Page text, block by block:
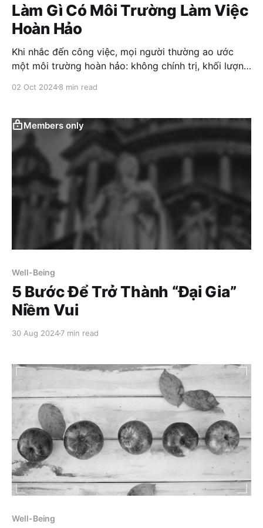
Làm Gì Có Môi Trường Làm Việc
Hoàn Hảo
Khi nhắc đến công việc, mọi người thường ao ước
một môi trường hoàn hảo: không chính trị, khối lượng
dễ mến,… Nhưng chúng ta đều biết: làm gì có nơi nào
02 Oct 20248 min read
Members only
Well-Being
5 Bước Để Trở Thành “Đại Gia”
Niềm Vui
30 Aug 20247 min read
Well-Being